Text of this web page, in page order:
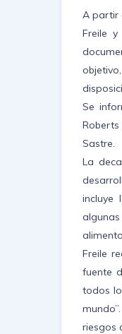
A partir
Freile
Se
Sastre.
La
incluye
Freile
fuente
todos
riesgos